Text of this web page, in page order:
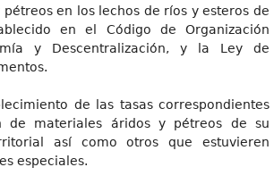
en los lechos de ríos y esteros de
en el Código de Organización
y Descentralización, y la Ley de
de las tasas correspondientes
de materiales áridos y pétreos de su
así como otros que estuvieren
especiales.